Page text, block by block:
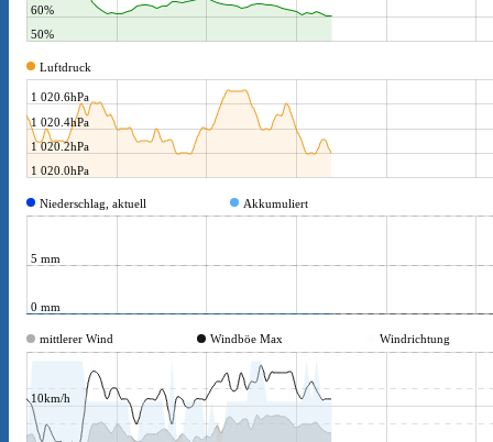
Nebel
Niederschlagsabkühlung
Rauhreif
See- und Landwind
Tagesgangwetter
Täglicher Gang der Temperatur
Vereisender Regen
Windchill
Galerie
Fotos
«Oberthurgauer Wetter» auf dem Smartphone